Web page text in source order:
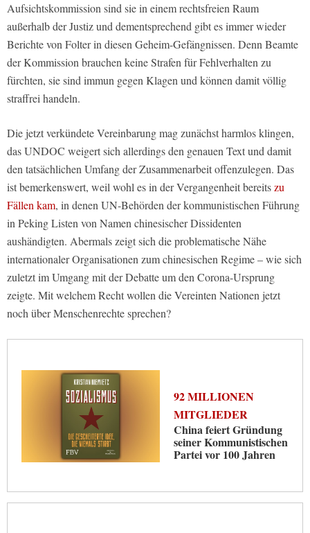
Aufsichtskommission sind sie in einem rechtsfreien Raum
außerhalb der Justiz und dementsprechend gibt es immer wieder
Berichte von Folter in diesen Geheim-Gefängnissen. Denn Beamte
der Kommission brauchen keine Strafen für Fehlverhalten zu
fürchten, sie sind immun gegen Klagen und können damit völlig
straffrei handeln.
Die jetzt verkündete Vereinbarung mag zunächst harmlos klingen,
das UNDOC weigert sich allerdings den genauen Text und damit
den tatsächlichen Umfang der Zusammenarbeit offenzulegen. Das
ist bemerkenswert, weil wohl es in der Vergangenheit bereitszu
Fällen kam, in denen UN-Behörden der kommunistischen Führung
in Peking Listen von Namen chinesischer Dissidenten
aushändigten. Abermals zeigt sich die problematische Nähe
internationaler Organisationen zum chinesischen Regime – wie sich
zuletzt im Umgang mit der Debatte um den Corona-Ursprung
zeigte. Mit welchem Recht wollen die Vereinten Nationen jetzt
noch über Menschenrechte sprechen?
92 MILLIONEN
MITGLIEDER
China feiert Gründung
seiner Kommunistischen
Partei vor 100 Jahren